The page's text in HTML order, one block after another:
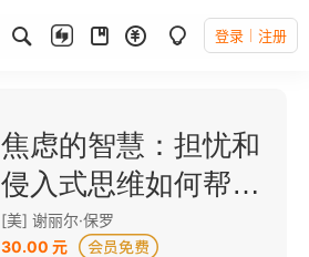
登录 注册
焦虑的智慧：担忧和
侵入式思维如何帮助
我们疗愈
[美] 谢丽尔·保罗
30.00 元